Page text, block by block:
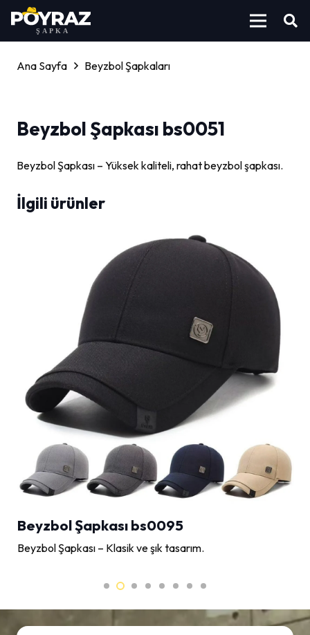
Ana Sayfa Beyzbol Şapkaları
Beyzbol Şapkası bs0051
Beyzbol Şapkası – Yüksek kaliteli, rahat beyzbol şapkası.
İlgili ürünler
Beyzbol Şapkası bs0095
Beyzbol Şapkası – Klasik ve şık tasarım.